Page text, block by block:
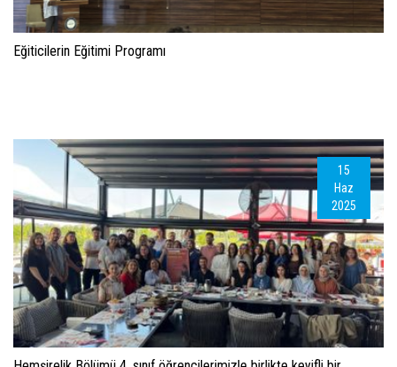
Eğiticilerin Eğitimi Programı
15
Haz
2025